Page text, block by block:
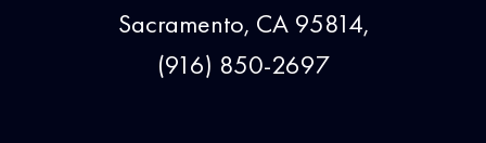
Sacramento, CA 95814,
(916) 850-2697